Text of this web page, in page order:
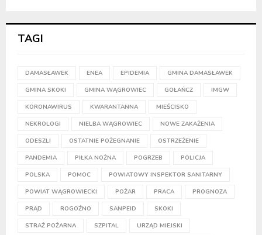
TAGI
DAMASŁAWEK ENEA EPIDEMIA GMINA DAMASŁAWEK
GMINA SKOKI GMINA WĄGROWIEC GOŁAŃCZ IMGW
KORONAWIRUS KWARANTANNA MIEŚCISKO
NEKROLOGI NIELBA WĄGROWIEC NOWE ZAKAŻENIA
ODESZLI OSTATNIE POŻEGNANIE OSTRZEŻENIE
PANDEMIA PIŁKA NOŻNA POGRZEB POLICJA
POLSKA POMOC POWIATOWY INSPEKTOR SANITARNY
POWIAT WĄGROWIECKI POŻAR PRACA PROGNOZA
PRĄD ROGOŹNO SANPEID SKOKI
STRAŻ POŻARNA SZPITAL URZĄD MIEJSKI